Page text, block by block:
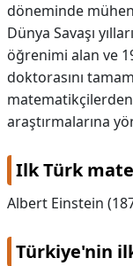
döneminde
Dünya Savaşı
öğrenimi alan ve
doktorasını
araştırmalarına
Ilk Türk
Albert Einstein
Türkiye'nin